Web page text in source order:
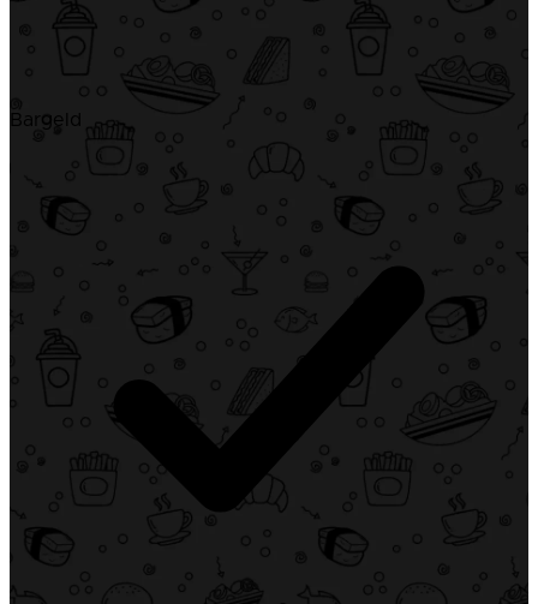
Bargeld